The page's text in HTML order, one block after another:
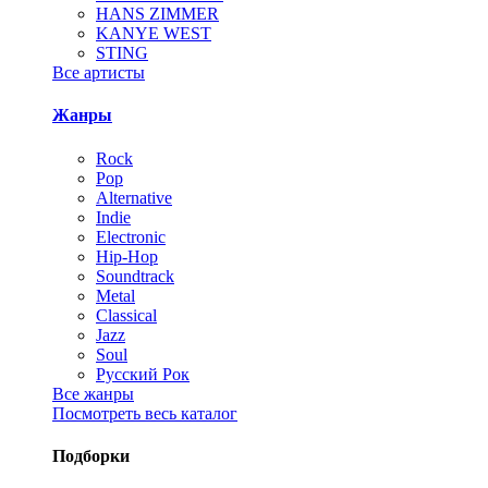
HANS ZIMMER
KANYE WEST
STING
Все артисты
Жанры
Rock
Pop
Alternative
Indie
Electronic
Hip-Hop
Soundtrack
Metal
Classical
Jazz
Soul
Русский Рок
Все жанры
Посмотреть весь каталог
Подборки